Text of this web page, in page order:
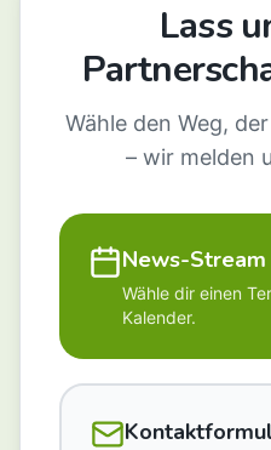
Lass
Wähle den Weg,
– wir melden
News-
Wähle dir einen
Kalender.